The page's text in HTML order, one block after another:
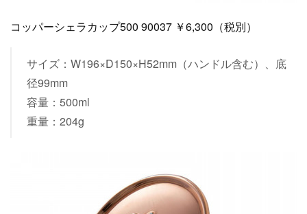
コッパーシェラカップ500 90037 ￥6,300（税別）
サイズ：W196×D150×H52mm（ハンドル含む）、底
径99mm
容量：500ml
重量：204g